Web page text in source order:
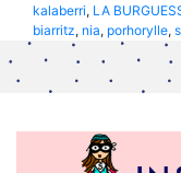
kalaberri, LA
biarritz, nia, porhorylle,